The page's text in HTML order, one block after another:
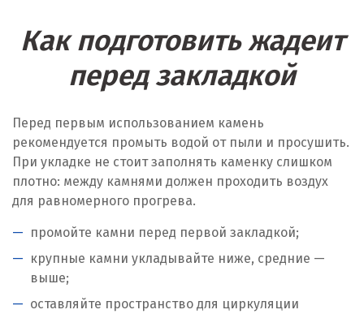
Как подготовить жадеит
перед закладкой
Перед первым использованием камень
рекомендуется промыть водой от пыли и просушить.
При укладке не стоит заполнять каменку слишком
плотно: между камнями должен проходить воздух
для равномерного прогрева.
промойте камни перед первой закладкой;
крупные камни укладывайте ниже, средние —
выше;
оставляйте пространство для циркуляции